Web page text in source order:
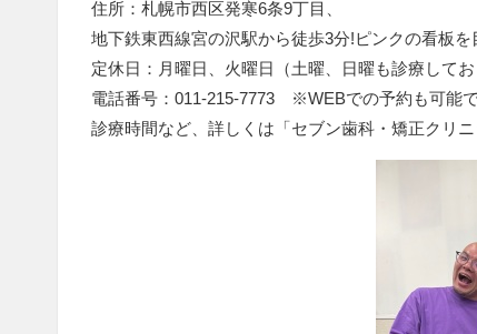
住所：札幌市西区発寒6条9丁目、
地下鉄東西線宮の沢駅から徒歩3分!ピンクの看板を
定休日：月曜日、火曜日（土曜、日曜も診療してお
電話番号：011-215-7773 ※WEBでの予約も可能で
診療時間など、詳しくは「セブン歯科・矯正クリ